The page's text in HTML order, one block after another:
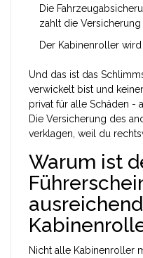
Die
zahlt die
Der Kabinenroller
Und das ist das
verwickelt bist und
privat für alle Schäden -
Die Versicherung des
verklagen, weil du
Warum ist
Nicht alle Kabinenroller